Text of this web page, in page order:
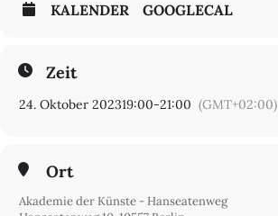
KALENDER GOOGLECAL
Zeit
24. Oktober 202319:00-21:00 (GMT+02:00)
Ort
Akademie der Künste - Hanseatenweg